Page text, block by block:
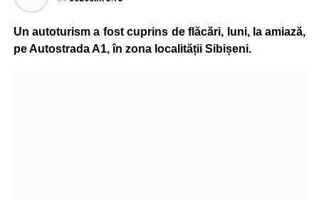
Un autoturism a fost cuprins de flăcări, luni, la amiază,
pe Autostrada A1, în zona localității Sibișeni.